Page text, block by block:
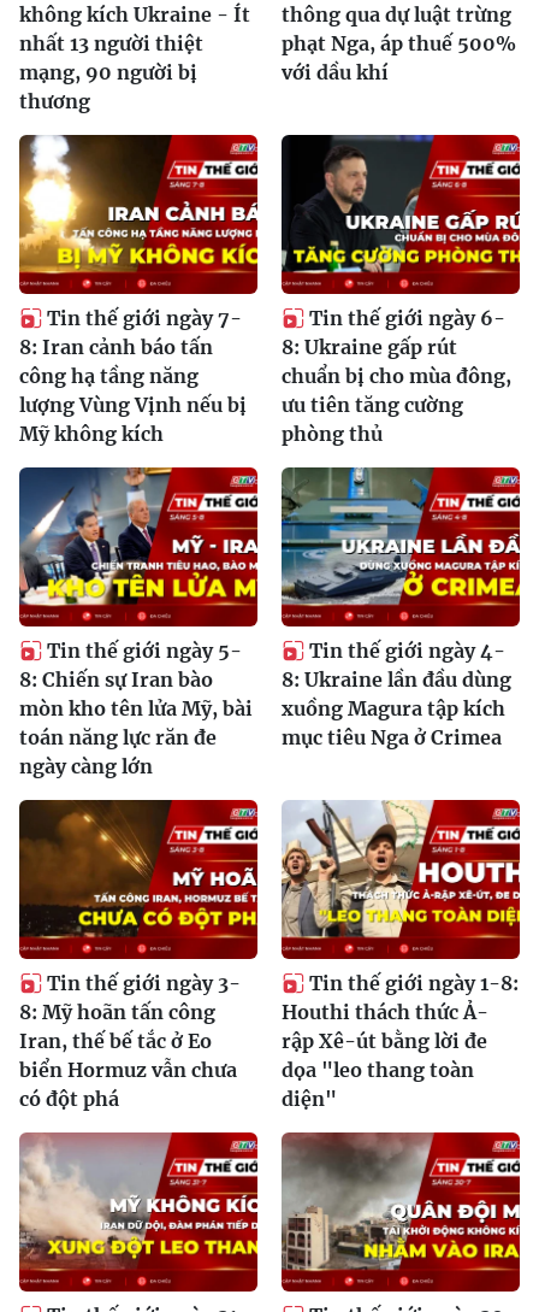
không kích Ukraine - Ít
nhất 13 người thiệt
mạng, 90 người bị
thương
thông qua dự luật trừng
phạt Nga, áp thuế 500%
với dầu khí
Tin thế giới ngày 7-
8: Iran cảnh báo tấn
công hạ tầng năng
lượng Vùng Vịnh nếu bị
Mỹ không kích
Tin thế giới ngày 6-
8: Ukraine gấp rút
chuẩn bị cho mùa đông,
ưu tiên tăng cường
phòng thủ
Tin thế giới ngày 5-
8: Chiến sự Iran bào
mòn kho tên lửa Mỹ, bài
toán năng lực răn đe
ngày càng lớn
Tin thế giới ngày 4-
8: Ukraine lần đầu dùng
xuồng Magura tập kích
mục tiêu Nga ở Crimea
Tin thế giới ngày 3-
8: Mỹ hoãn tấn công
Iran, thế bế tắc ở Eo
biển Hormuz vẫn chưa
có đột phá
Tin thế giới ngày 1-8:
Houthi thách thức Ả-
rập Xê-út bằng lời đe
dọa "leo thang toàn
diện"